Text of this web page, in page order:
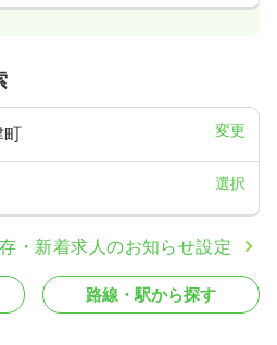
町 変更
選択
・新着求人のお知らせ設定
路線・駅から探す